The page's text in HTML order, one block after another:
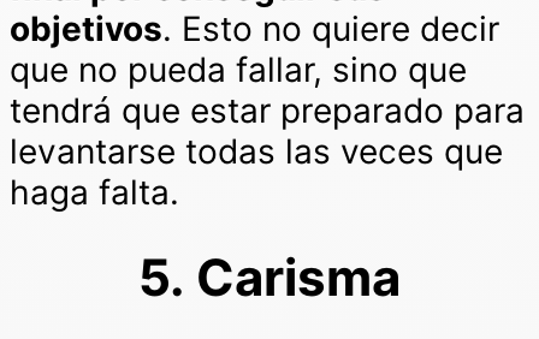
objetivos. Esto no quiere decir
que no pueda fallar, sino que
tendrá que estar preparado para
levantarse todas las veces que
haga falta.
5. Carisma